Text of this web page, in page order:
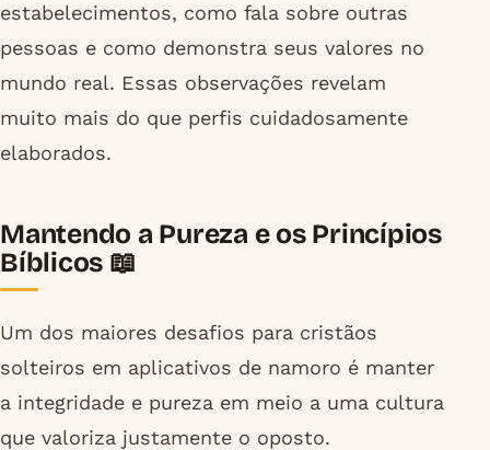
estabelecimentos, como fala sobre outras
pessoas e como demonstra seus valores no
mundo real. Essas observações revelam
muito mais do que perfis cuidadosamente
elaborados.
Mantendo a Pureza e os Princípios
Bíblicos 📖
Um dos maiores desafios para cristãos
solteiros em aplicativos de namoro é manter
a integridade e pureza em meio a uma cultura
que valoriza justamente o oposto.